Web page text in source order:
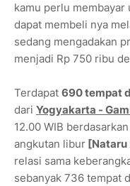
kamu perlu
dapat membeli nya
sedang mengadakan
menjadi Rp 750 ribu
Terdapat 690 tempat
dari Yogyakarta -
12.00 WIB
angkutan libur
relasi sama
sebanyak 736 tempat